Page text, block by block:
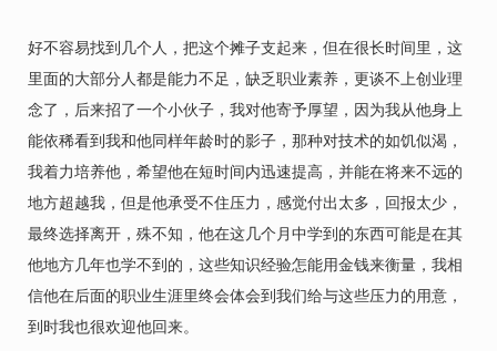
好不容易找到几个人，把这个摊子支起来，但在很长时间里，这
里面的大部分人都是能力不足，缺乏职业素养，更谈不上创业理
念了，后来招了一个小伙子，我对他寄予厚望，因为我从他身上
能依稀看到我和他同样年龄时的影子，那种对技术的如饥似渴，
我着力培养他，希望他在短时间内迅速提高，并能在将来不远的
地方超越我，但是他承受不住压力，感觉付出太多，回报太少，
最终选择离开，殊不知，他在这几个月中学到的东西可能是在其
他地方几年也学不到的，这些知识经验怎能用金钱来衡量，我相
信他在后面的职业生涯里终会体会到我们给与这些压力的用意，
到时我也很欢迎他回来。